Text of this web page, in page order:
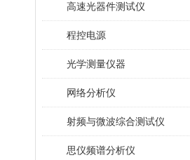
高速光器件测试仪
程控电源
光学测量仪器
网络分析仪
射频与微波综合测试仪
思仪频谱分析仪